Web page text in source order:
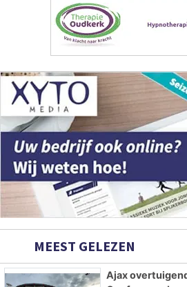
MEEST GELEZEN
Ajax